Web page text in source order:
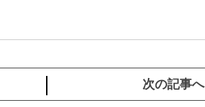
次の記事へ